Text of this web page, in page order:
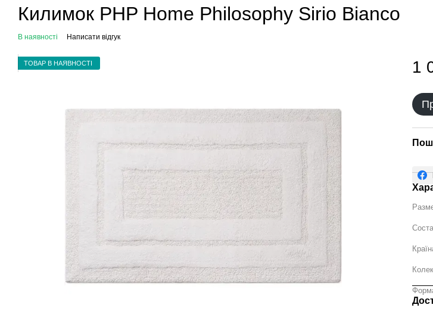
Килимок PHP Home Philosophy Sirio Bianco
В наявності Написати відгук
ТОВАР В НАЯВНОСТІ 1